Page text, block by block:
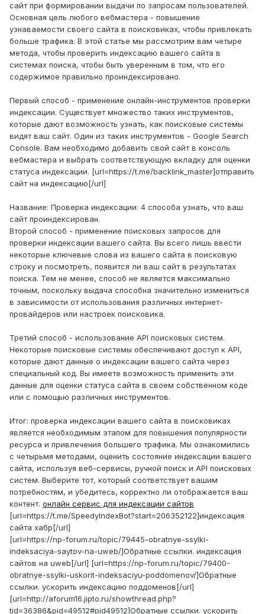
сайт при формировании выдачи по запросам пользователей.
Основная цель любого вебмастера - повышение
узнаваемости своего сайта в поисковиках, чтобы привлекать
больше трафика. В этой статье мы рассмотрим вам четыре
метода, чтобы проверить индексацию вашего сайта в
системах поиска, чтобы быть уверенным в том, что его
содержимое правильно проиндексировано.
Первый способ - применение онлайн-инструментов проверки
индексации. Существует множество таких инструментов,
которые дают возможность узнать, как поисковые системы
видят ваш сайт. Один из таких инструментов - Google Search
Console. Вам необходимо добавить свой сайт в консоль
вебмастера и выбрать соответствующую вкладку для оценки
статуса индексации. [url=https://t.me/backlink_master]отправить
сайт на индексацию[/url]
Название: Проверка индексации: 4 способа узнать, что ваш
сайт проиндексирован.
Второй способ - применение поисковых запросов для
проверки индексации вашего сайта. Вы всего лишь ввести
некоторые ключевые слова из вашего сайта в поисковую
строку и посмотреть, появится ли ваш сайт в результатах
поиска. Тем не менее, способ не является максимально
точным, поскольку выдача способна значительно измениться
в зависимости от использования различных интернет-
провайдеров или настроек поисковика.
Третий способ - использование API поисковых систем.
Некоторые поисковые системы обеспечивают доступ к API,
которые дают данные о индексации вашего сайта через
специальный код. Вы имеете возможность применить эти
данные для оценки статуса сайта в своем собственном коде
или с помощью различных инструментов.
Итог: проверка индексации вашего сайта в поисковиках
является необходимым этапом для повышения популярности
ресурса и привлечения большего трафика. Мы ознакомились
с четырьмя методами, оценить состояние индексации вашего
сайта, используя веб-сервисы, ручной поиск и API поисковых
систем. Выберите тот, который соответствует вашим
потребностям, и убедитесь, корректно ли отображается ваш
контент. онлайн сервис для индексации сайтов
[url=https://t.me/SpeedyIndexBot?start=206352122]индексация
сайта хабр[/url]
[url=https://np-forum.ru/topic/79445-obratnye-ssylki-
indeksaciya-saytov-na-uweb/]Обратные ссылки. индексация
сайтов на uweb[/url] [url=https://np-forum.ru/topic/79400-
obratnye-ssylki-uskorit-indeksaciyu-poddomenov/]Обратные
ссылки. ускорить индексацию поддоменов[/url]
[url=http://aforum16.jipto.ru/showthread.php?
tid=36386&pid=49512#pid49512]Обратные ссылки. ускорить